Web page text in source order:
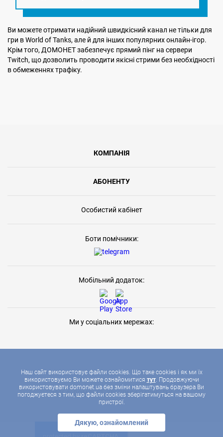
Наш сайт використовує файли cookies. Що таке cookies і як ми їх
використовуємо Ви можете ознайомитися тут. Продовжуючи
використовувати domonet.ua без зміни налаштувань браузера Ви
погоджуєтеся з тим, що файли cookies зберігатимуться на вашому
пристрої.
Дякую, ознайомлений
Ви можете отримати надійний швидкісний канал не тільки для
гри в World of Tanks, але й для інших популярних онлайн-ігор.
Крім того, ДОМОНЕТ забезпечує прямий пінг на сервери
Twitch, що дозволить проводити якісні стрими без необхідності
в обмеженнях трафіку.
КОМПАНІЯ
АБОНЕНТУ
Особистий кабінет
Боти помічники:
Мобільний додаток:
Ми у соціальних мережах:
2026 © ДОМОНЕТ, УСІ ПРАВА ЗАХИЩЕНІ